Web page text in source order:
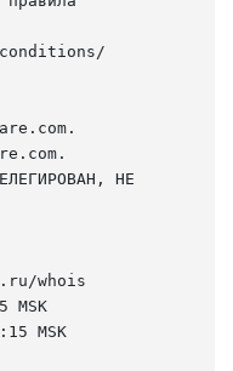
НЕ
whois
MSK
MSK